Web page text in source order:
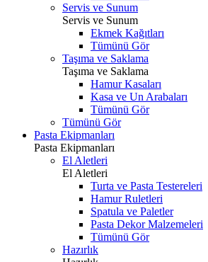
Servis ve Sunum
Servis ve Sunum
Ekmek Kağıtları
Tümünü Gör
Taşıma ve Saklama
Taşıma ve Saklama
Hamur Kasaları
Kasa ve Un Arabaları
Tümünü Gör
Tümünü Gör
Pasta Ekipmanları
Pasta Ekipmanları
El Aletleri
El Aletleri
Turta ve Pasta Testereleri
Hamur Ruletleri
Spatula ve Paletler
Pasta Dekor Malzemeleri
Tümünü Gör
Hazırlık